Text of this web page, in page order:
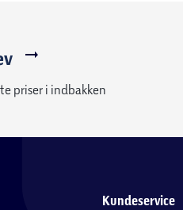
priser i indbakken
Kundeservice